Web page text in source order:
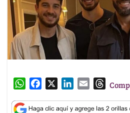
W
a
c
n
a
T
r